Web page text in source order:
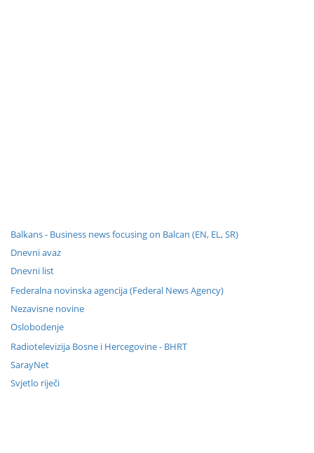
Balkans - Business news focusing on Balcan (EN, EL, SR)
Dnevni avaz
Dnevni list
Federalna novinska agencija (Federal News Agency)
Nezavisne novine
Oslobodenje
Radiotelevizija Bosne i Hercegovine - BHRT
SarayNet
Svjetlo riječi